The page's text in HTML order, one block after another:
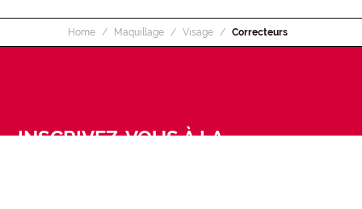
Home Maquillage Visage Correcteurs
INSCRIVEZ-VOUS À LA